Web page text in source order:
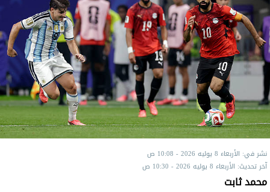
نشر في: الأربعاء 8 يوليه 2026 - 10:08 ص
آخر تحديث: الأربعاء 8 يوليه 2026 - 10:30 ص
محمد ثابت